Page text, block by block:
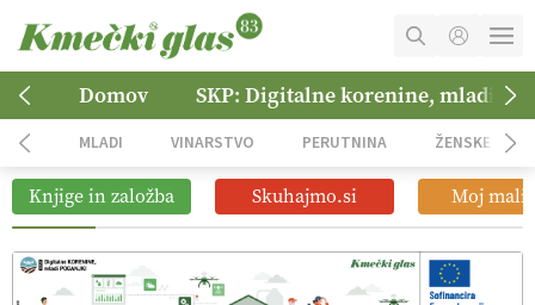
MOJ RAČUN
NAROČITE SE
OGLASNO TRŽENJE
Domov SKP: Digitalne korenine, mladi
MLADI VINARSTVO PERUTNINA ŽENSKE
Knjige in založba Skuhajmo.si Moj mali
07:00
Kmetijski roboti: bo o njihovi
prihodnosti odločala cena ali
prednosti za kmetijo?
01:38
Digitalno od satelita do prašičjega
korita
12:11
Digitalizacija z GPS navigacijo in
avtonomnimi sistemi
09:09
Pomagajmo družini Bregar po
uničujočem požaru